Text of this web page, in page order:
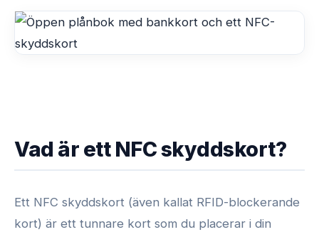
Vad är ett NFC skyddskort?
Ett NFC skyddskort (även kallat RFID-blockerande
kort) är ett tunnare kort som du placerar i din